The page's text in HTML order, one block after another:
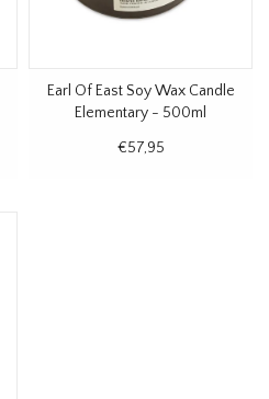
Earl Of East Soy Wax Candle
Elementary - 500ml
€57,95